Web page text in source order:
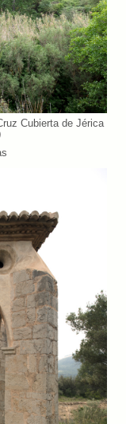
Cubierta de Jérica